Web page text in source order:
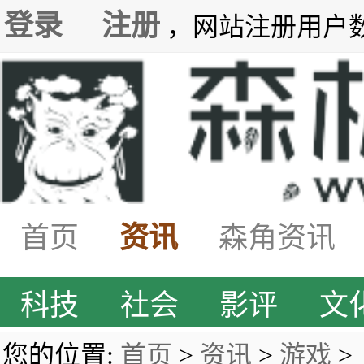
登录 注册 ，网站注册用户
首页 资讯 森角资讯
科技 社会 影评 文
您的位置: 首页 > 资讯 > 游戏 >